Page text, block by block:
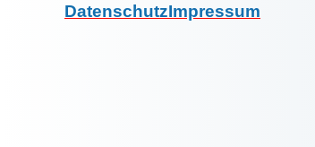
DatenschutzImpressum